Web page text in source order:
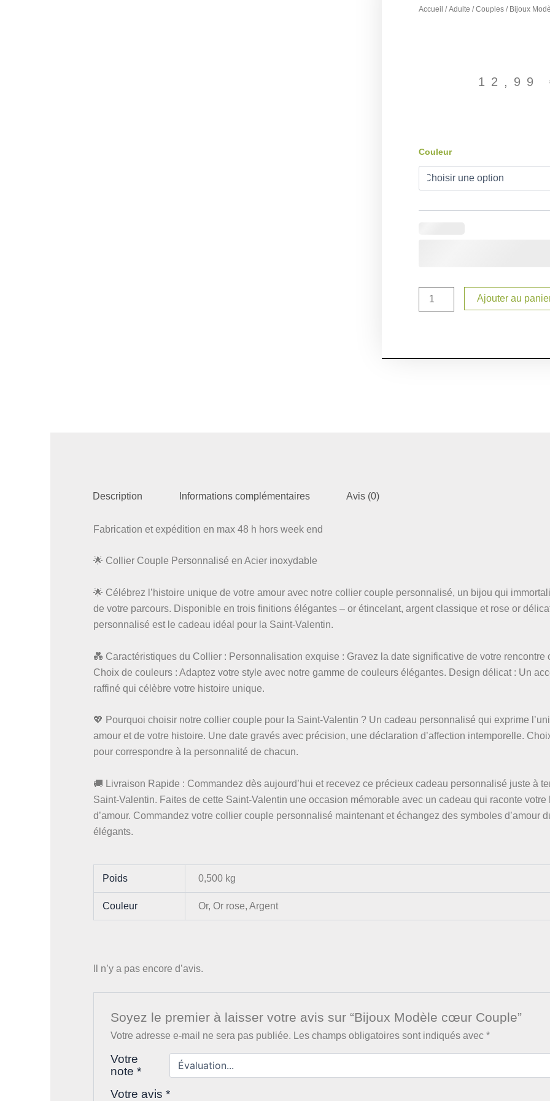
Accueil /Adulte /Couples / Bijoux
12,99
Couleur
quantité
Modèle
Couple
Ajouter au
Description Informations complémentaires Avis (0)
Fabrication et expédition en max 48 h hors week end
🌟 Collier Couple Personnalisé en Acier inoxydable
🌟 Célébrez l’histoire unique de votre amour avec notre collier couple personnalisé, un bijou qui
de votre parcours. Disponible en trois finitions élégantes – or étincelant, argent classique et rose or
personnalisé est le cadeau idéal pour la Saint-Valentin.
💑 Caractéristiques du Collier : Personnalisation exquise : Gravez la date significative de votre rencontre
Choix de couleurs : Adaptez votre style avec notre gamme de couleurs élégantes. Design délicat : Un
raffiné qui célèbre votre histoire unique.
💖 Pourquoi choisir notre collier couple pour la Saint-Valentin ? Un cadeau personnalisé qui exprime
amour et de votre histoire. Une date gravés avec précision, une déclaration d’affection intemporelle.
pour correspondre à la personnalité de chacun.
🚚 Livraison Rapide : Commandez dès aujourd’hui et recevez ce précieux cadeau personnalisé juste à
Saint-Valentin. Faites de cette Saint-Valentin une occasion mémorable avec un cadeau qui raconte votre
d’amour. Commandez votre collier couple personnalisé maintenant et échangez des symboles d’amour
élégants.
Poids 0,500 kg
Couleur Or, Or rose, Argent
Il n’y a pas encore d’avis.
Soyez le premier à laisser votre avis sur “Bijoux Modèle cœur Couple”
Votre adresse e-mail ne sera pas publiée. Les champs obligatoires sont indiqués avec *
Votre
note *
Votre avis *